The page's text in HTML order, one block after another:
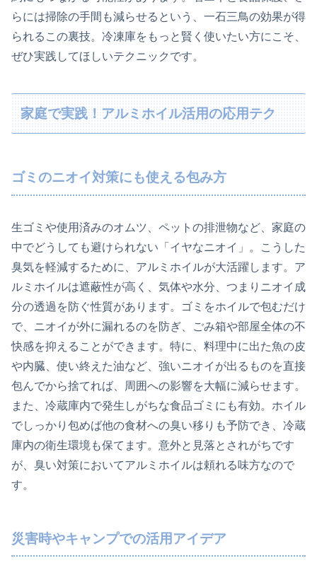
らには掃除の手間も減らせるという、一石三鳥の効果が得
られるこの裏技。冷凍庫をもっと賢く使いたい方にこそ、
ぜひ実践してほしいテクニックです。
家庭で実践！アルミホイル活用の応用テク
ゴミのニオイ対策にも使える包み方
生ゴミや使用済みのオムツ、ペットの排泄物など、家庭の
中でどうしても避けられない「イヤなニオイ」。こうした
臭気を軽減するために、アルミホイルが大活躍します。ア
ルミホイルは遮蔽性が高く、気体や水分、つまりニオイ成
分の透過を防ぐ性質があります。ゴミをホイルで包むだけ
で、ニオイが外に漏れるのを防ぎ、ごみ箱や部屋全体の不
快感を抑えることができます。特に、料理中に出た魚の皮
や内臓、使い終えた油など、強いニオイが出るものを直接
包んでから捨てれば、周囲への影響を大幅に減らせます。
また、冷蔵庫内で発生しがちな食品ゴミにも有効。ホイル
でしっかり包めば他の食材への臭い移りも予防でき、冷蔵
庫内の衛生環境も保てます。意外と見落とされがちです
が、臭い対策においてアルミホイルは頼れる味方なので
す。
災害時やキャンプでの活用アイデア